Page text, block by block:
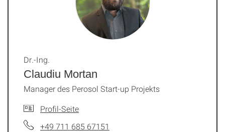
Claudiu Mortan
Dr.-Ing.
Manager des Perosol Start-up Projekts
Profil-Seite
+49 711 685 67151